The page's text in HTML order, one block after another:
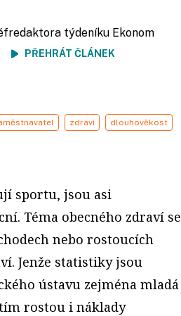
týdeníku Ekonom
PŘEHRÁT ČLÁNEK
zdraví dlouhověkost
sportu, jsou asi
Téma obecného zdraví se
nebo rostoucích
Jenže statistiky jsou
ústavu zejména mladá
rostou i náklady